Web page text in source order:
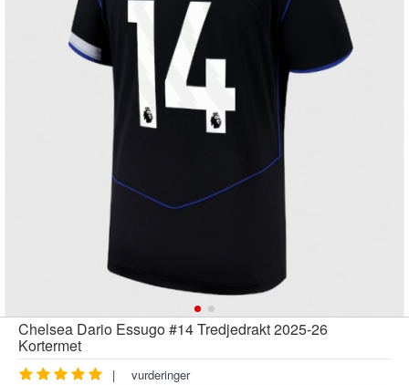
Chelsea Dario Essugo #14 Tredjedrakt 2025-26
Kortermet
| vurderinger